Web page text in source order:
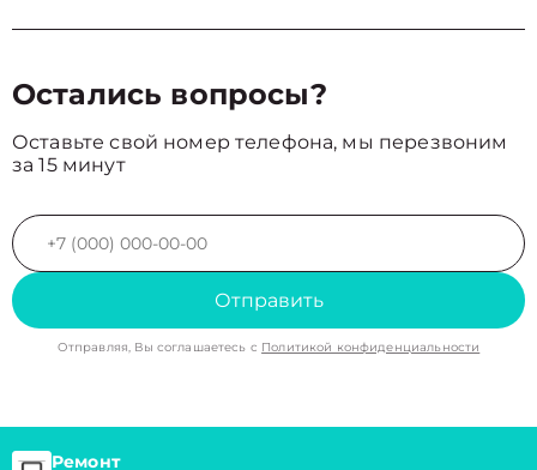
Остались вопросы?
Оставьте свой номер телефона, мы перезвоним
за 15 минут
Отправить
Отправляя, Вы соглашаетесь с Политикой конфиденциальности
Ремонт